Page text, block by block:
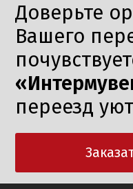
Доверьте
Вашего
переезд